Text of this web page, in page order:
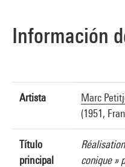
Información
Artista
Marc
(1951,
Título
principal
conique »